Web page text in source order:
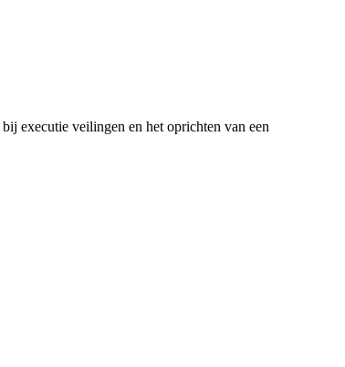
executie veilingen en het oprichten van een